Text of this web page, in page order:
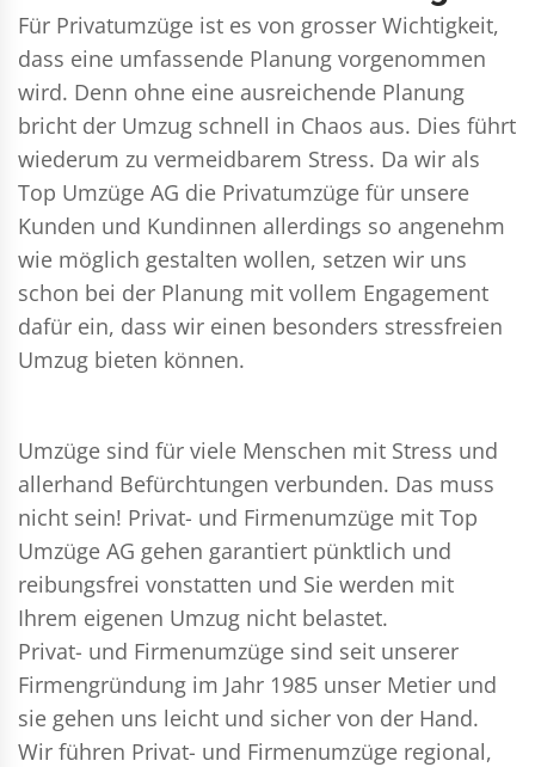
Für Privatumzüge ist es von grosser Wichtigkeit,
dass eine umfassende Planung vorgenommen
wird. Denn ohne eine ausreichende Planung
bricht der Umzug schnell in Chaos aus. Dies führt
wiederum zu vermeidbarem Stress. Da wir als
Top Umzüge AG die Privatumzüge für unsere
Kunden und Kundinnen allerdings so angenehm
wie möglich gestalten wollen, setzen wir uns
schon bei der Planung mit vollem Engagement
dafür ein, dass wir einen besonders stressfreien
Umzug bieten können.
Umzüge sind für viele Menschen mit Stress und
allerhand Befürchtungen verbunden. Das muss
nicht sein! Privat- und Firmenumzüge mit Top
Umzüge AG gehen garantiert pünktlich und
reibungsfrei vonstatten und Sie werden mit
Ihrem eigenen Umzug nicht belastet.
Privat- und Firmenumzüge sind seit unserer
Firmengründung im Jahr 1985 unser Metier und
sie gehen uns leicht und sicher von der Hand.
Wir führen Privat- und Firmenumzüge regional,